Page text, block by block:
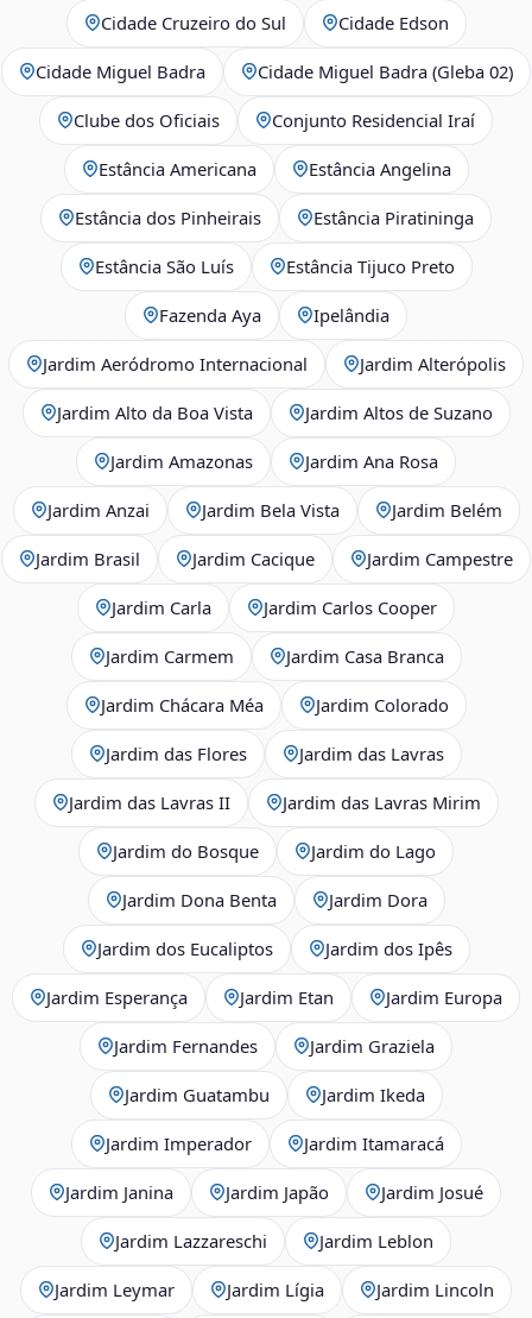
Cidade Cruzeiro do Sul Cidade Edson
Cidade Miguel Badra Cidade Miguel Badra (Gleba 02)
Clube dos Oficiais Conjunto Residencial Iraí
Estância Americana Estância Angelina
Estância dos Pinheirais Estância Piratininga
Estância São Luís Estância Tijuco Preto
Fazenda Aya Ipelândia
Jardim Aeródromo Internacional Jardim Alterópolis
Jardim Alto da Boa Vista Jardim Altos de Suzano
Jardim Amazonas Jardim Ana Rosa
Jardim Anzai Jardim Bela Vista Jardim Belém
Jardim Brasil Jardim Cacique Jardim Campestre
Jardim Carla Jardim Carlos Cooper
Jardim Carmem Jardim Casa Branca
Jardim Chácara Méa Jardim Colorado
Jardim das Flores Jardim das Lavras
Jardim das Lavras II Jardim das Lavras Mirim
Jardim do Bosque Jardim do Lago
Jardim Dona Benta Jardim Dora
Jardim dos Eucaliptos Jardim dos Ipês
Jardim Esperança Jardim Etan Jardim Europa
Jardim Fernandes Jardim Graziela
Jardim Guatambu Jardim Ikeda
Jardim Imperador Jardim Itamaracá
Jardim Janina Jardim Japão Jardim Josué
Jardim Lazzareschi Jardim Leblon
Jardim Leymar Jardim Lígia Jardim Lincoln